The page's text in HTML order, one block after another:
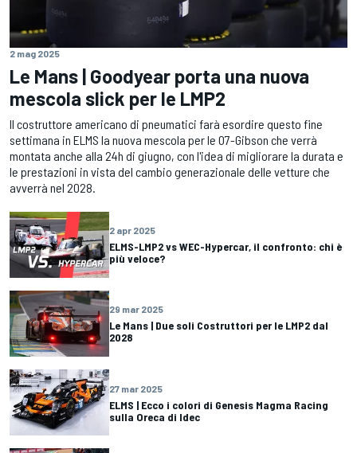
2 mag 2025
Le Mans | Goodyear porta una nuova
mescola slick per le LMP2
Il costruttore americano di pneumatici farà esordire questo fine
settimana in ELMS la nuova mescola per le 07-Gibson che verrà
montata anche alla 24h di giugno, con l'idea di migliorare la durata e
le prestazioni in vista del cambio generazionale delle vetture che
avverrà nel 2028.
2 apr 2025
ELMS-LMP2 vs WEC-Hypercar, il confronto: chi è
più veloce?
29 mar 2025
Le Mans | Due soli Costruttori per le LMP2 dal
2028
27 mar 2025
ELMS | Ecco i colori di Genesis Magma Racing
sulla Oreca di Idec